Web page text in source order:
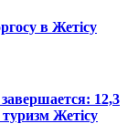
в Жетісу
12,3
Жетісу